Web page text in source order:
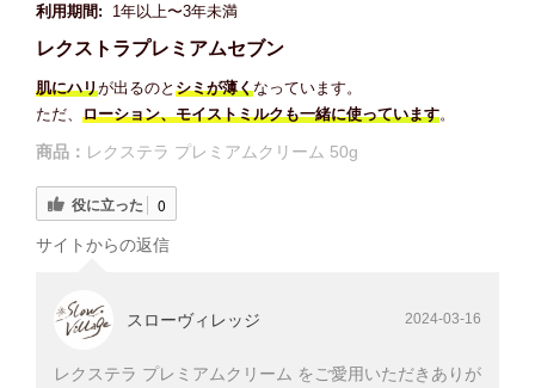
利用期間:
1年以上〜3年未満
レクストラプレミアムセブン
肌にハリが出るのと シミが薄くなっています。
ただ、 ローション、モイストミルクも一緒に使っています。
商品： レクステラ プレミアムクリーム 50g
役に立った 0
サイトからの返信
スローヴィレッジ 2024-03-16
レクステラ プレミアムクリーム をご愛用いただきありが